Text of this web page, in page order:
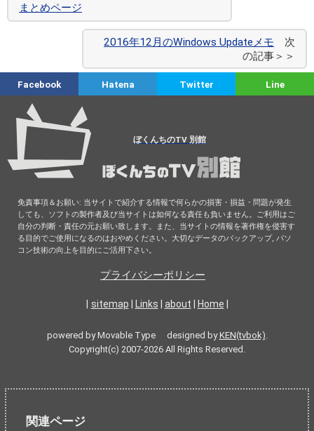
まとめページ
2016年12月のWindows Updateメモ 次
の記事＞＞
Facebook Hatena Twitter Line
ぼくんちのTV 別館
免責事項＆お願い: 当サイトで紹介する情報で何らかの損害・損益・問題が発生
しても、ソフトの製作者及び当サイトは如何なる責任も負いません。ご利用はご
自分の判断・責任の元お願い致します。また、当サイトの情報を著作権を侵害す
る目的でご使用になるのはおやめください。大切なデータのバックアップ, パソ
コン技術の向上を目的にご活用下さい。
プライバシーポリシー
| sitemap | Links | about | Home |
powered by Movable Type designed byKEN(tvbok)
Copyright(c) 2007-2026 All Rights Reserved.
関連ページ